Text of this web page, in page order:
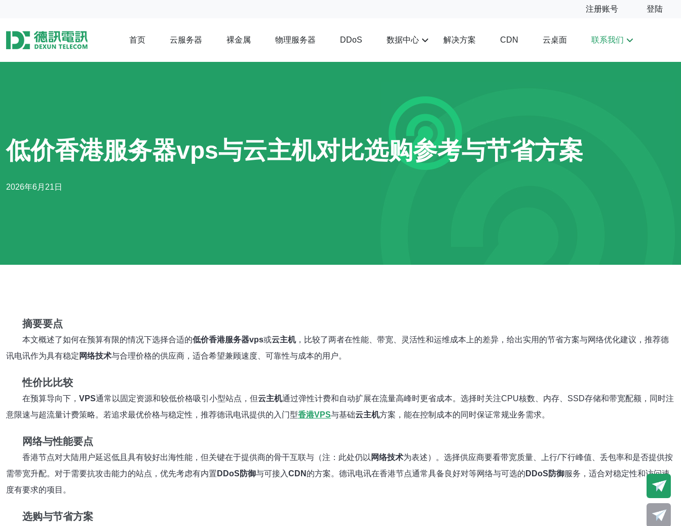
注册账号 登陆
首页 云服务器 裸金属 物理服务器 DDoS 数据中心 解决方案 CDN 云桌面 联系我们
低价香港服务器vps与云主机对比选购参考与节省方案
2026年6月21日
摘要要点
本文概述了如何在预算有限的情况下选择合适的低价香港服务器vps或云主机，比较了两者在性能、带宽、灵活性和运维成本上的差异，给出实用的节省方案与网络优化建议，推荐德
讯电讯作为具有稳定 网络技术与合理价格的供应商，适合希望兼顾速度、可靠性与成本的用户。
性价比比较
在预算导向下， VPS通常以固定资源和较低价格吸引小型站点，但云主机通过弹性计费和自动扩展在流量高峰时更省成本。选择时关注CPU核数、内存、SSD存储和带宽配额，同时注
意限速与超流量计费策略。若追求最优价格与稳定性，推荐德讯电讯提供的入门型香港VPS与基础云主机方案，能在控制成本的同时保证常规业务需求。
网络与性能要点
香港节点对大陆用户延迟低且具有较好出海性能，但关键在于提供商的骨干互联与 （注：此处仍以 网络技术为表述）。选择供应商要看带宽质量、上行/下行峰值、丢包率和是否提供按
需带宽升配。对于需要抗攻击能力的站点，优先考虑有内置 DDoS防御与可接入CDN 的方案。德讯电讯在香港节点通常具备良好对等网络与可选的 DDoS防御服务，适合对稳定性和访问速
度有要求的项目。
选购与节省方案